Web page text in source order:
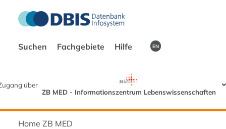
Suchen Fachgebiete Hilfe EN
über
ZB MED - Informationszentrum Lebenswissenschaften
Home ZB MED